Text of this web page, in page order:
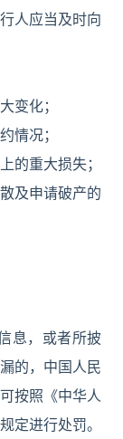
人应当及时向
变化；
情况；
的重大损失；
及申请破产的
息，或者所披
的，中国人民
按照《中华人
定进行处罚。